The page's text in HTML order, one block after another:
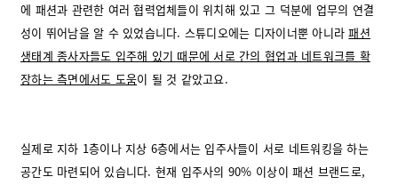
에 패션과 관련한 여러 협력업체들이 위치해 있고 그 덕분에 업무의 연결
성이 뛰어남을 알 수 있었습니다. 스튜디오에는 디자이너뿐 아니라패션
생태계 종사자들도 입주해 있기 때문에 서로 간의 협업과 네트워크를 확
장하는 측면에서도 도움이 될 것 같았고요.
실제로 지하 1층이나 지상 6층에서는 입주사들이 서로 네트워킹을 하는
공간도 마련되어 있습니다. 현재 입주사의 90% 이상이 패션 브랜드로,